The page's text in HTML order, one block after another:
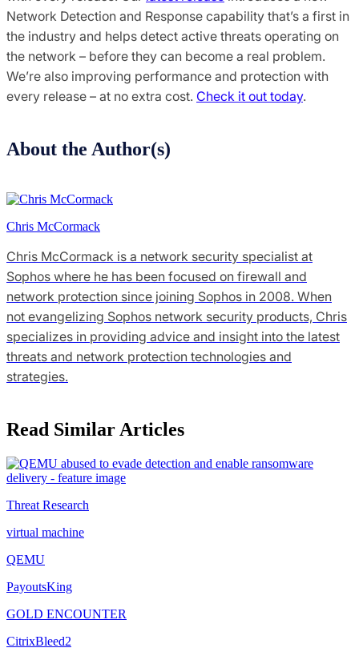
Network Detection and Response capability that’s a first in
the industry and helps detect active threats operating on
the network – before they can become a real problem.
We’re also improving performance and protection with
every release – at no extra cost. Check it out today.
About the Author(s)
Chris McCormack
Chris McCormack is a network security specialist at
Sophos where he has been focused on firewall and
network protection since joining Sophos in 2008. When
not evangelizing Sophos network security products, Chris
specializes in providing advice and insight into the latest
threats and network protection technologies and
strategies.
Read Similar Articles
Threat Research
virtual machine
QEMU
PayoutsKing
GOLD ENCOUNTER
CitrixBleed2